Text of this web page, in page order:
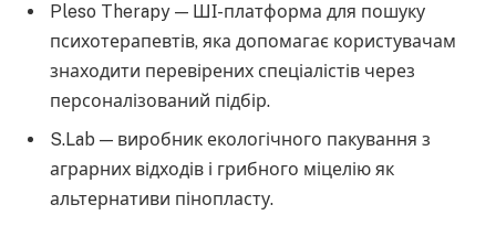
Pleso Therapy — ШІ-платформа для пошуку
психотерапевтів, яка допомагає користувачам
знаходити перевірених спеціалістів через
персоналізований підбір.
S.Lab — виробник екологічного пакування з
аграрних відходів і грибного міцелію як
альтернативи пінопласту.